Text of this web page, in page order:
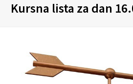
Kursna lista za dan